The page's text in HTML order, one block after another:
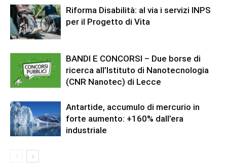
Riforma Disabilità: al via i servizi INPS
per il Progetto di Vita
BANDI E CONCORSI – Due borse di
ricerca all’Istituto di Nanotecnologia
(CNR Nanotec) di Lecce
Antartide, accumulo di mercurio in
forte aumento: +160% dall’era
industriale